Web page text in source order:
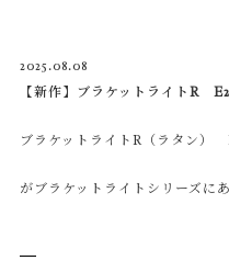
2025.08.08
【新作】ブラケットライトR
ブラケットライトR（ラタン）
がブラケットライトシリーズに